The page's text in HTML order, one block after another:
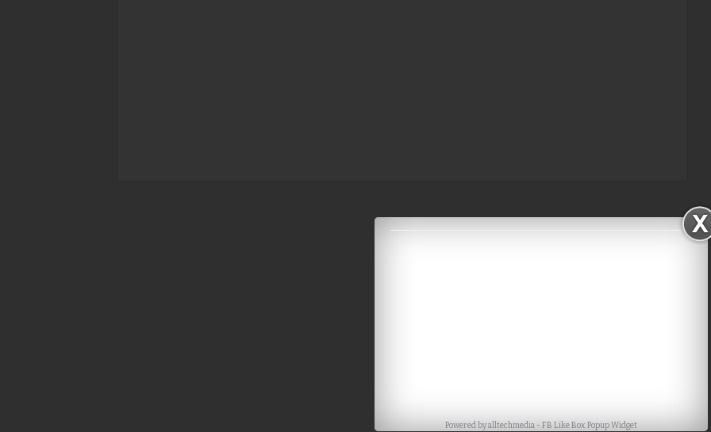
Powered byalltechmedia- FB Like Box Popup Widget